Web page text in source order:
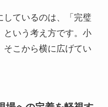
しているのは、「完璧
という考え方です。小
そこから横に広げてい